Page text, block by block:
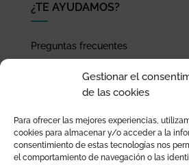
Gestionar el
de las cookies
Para ofrecer las mejores experiencias,
cookies para almacenar y/o acceder a la
consentimiento de estas tecnologías nos
el comportamiento de navegación o las
¿TE AYUDAMOS?
Preguntas frecuentes
Pago seguro
Devoluciones y garantía